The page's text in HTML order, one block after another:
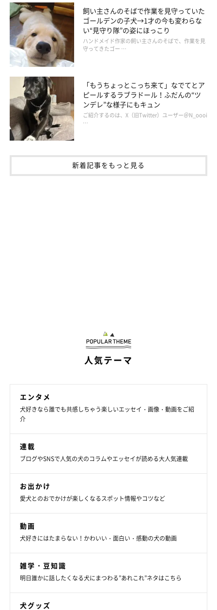
人間を肘置きにする北斎くん（笑）
@NEAL_doganddog
マイペースで伸び伸びと日々を過ごしている北斎くん。飼い主さ
んが叱ってもどこ吹く風でへっちゃらなのだとか。
そんな北斎くんもやっぱり寂しくなることがあるようで、飼い主
さんはこんな可愛いエピソードがあったといいます。
飼い主さん：
「先日、私が仕事が忙しくて2日ほど会えず、3日目に遅い時間に
『会えて嬉しい！』とクルクル回って喜び、最終的
に『なんでこんなに会えなかったの？』と、オオオンと文句を言
身して北斎と遊べたらいいのに」
斎が我が家に来てから笑いが起きない日はないです！」と、北斎
飼い主さんのそばで作業を見守っていた
ゴールデンの子犬→1才の今も変わらな
い“見守り隊”の姿にほっこり
ハンドメイド作家の飼い主さんのそばで、作業を見
守ってきたゴー …
「もうちょっとこっち来て」なでてとア
ピールするラブラドール！ふだんの“ツ
ンデレ”な様子にもキュン
ご紹介するのは、X（旧Twitter）ユーザー＠N_oooi
…
新着記事をもっと見る
人気テーマ
エンタメ
犬好きなら誰でも共感しちゃう楽しいエッセイ・画像・動画をご紹
介
連載
ブログやSNSで人気の犬のコラムやエッセイが読める大人気連載
お出かけ
愛犬とのおでかけが楽しくなるスポット情報やコツなど
動画
犬好きにはたまらない！かわいい・面白い・感動の犬の動画
雑学・豆知識
明日誰かに話したくなる犬にまつわる”あれこれ”ネタはこちら
犬グッズ